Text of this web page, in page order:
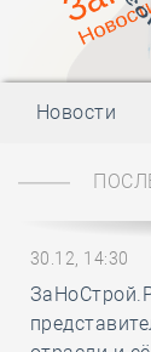
Новости
30.12, 14:30